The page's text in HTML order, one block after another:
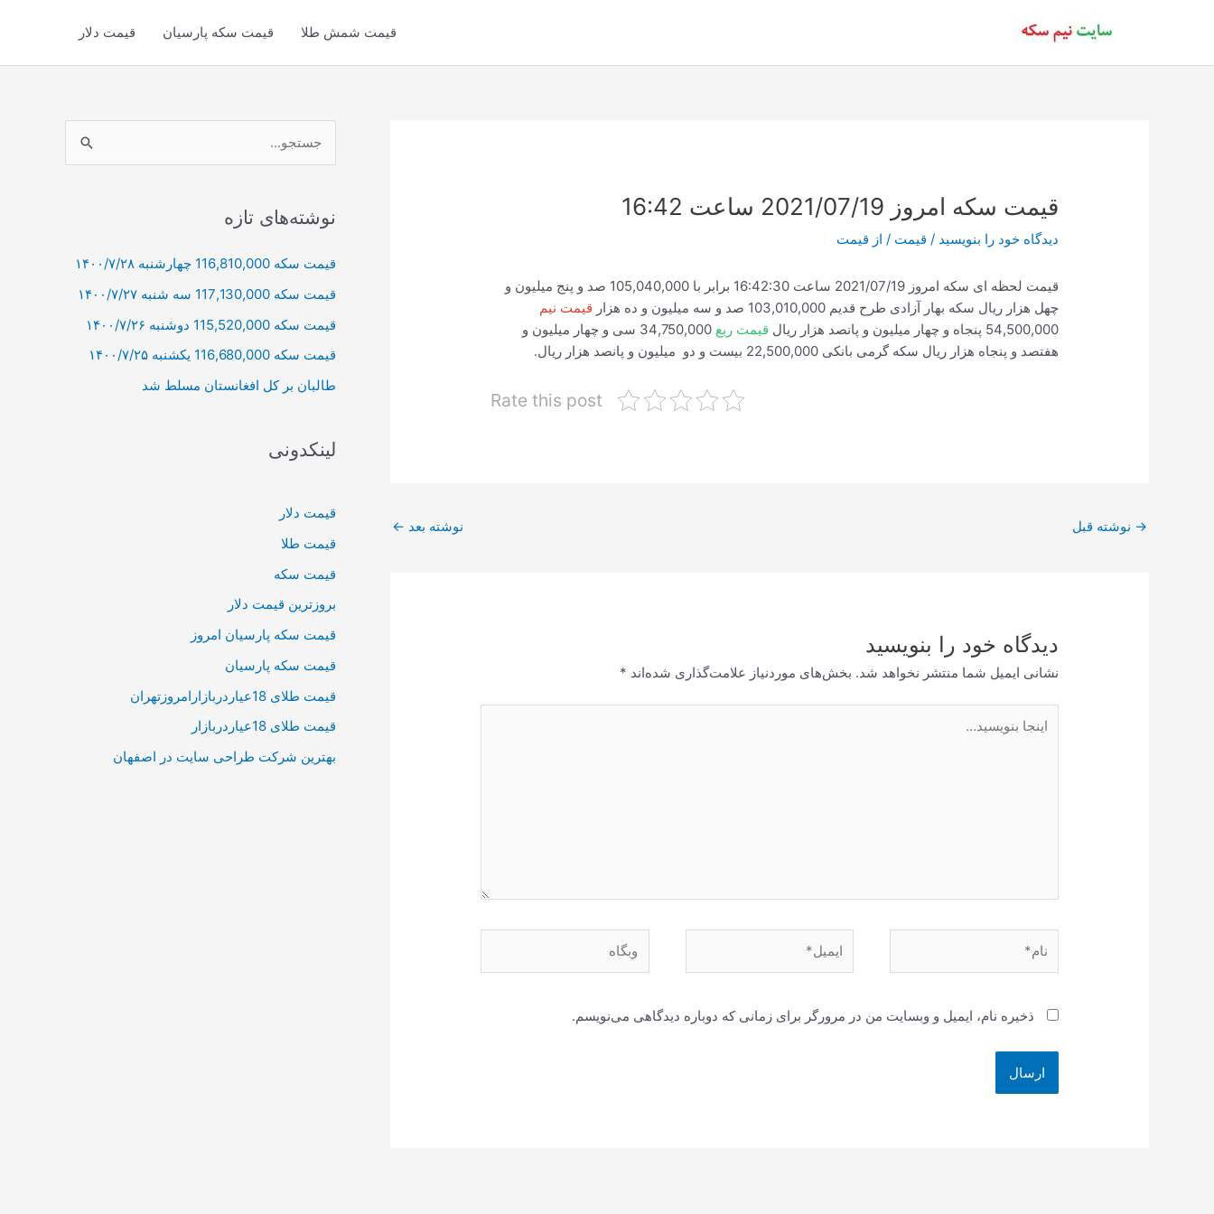
قیمت شمش طلا قیمت سکه پارسیان قیمت دلار
قیمت سکه امروز 2021/07/19 ساعت 16:42
دیدگاه‌ خود را بنویسید / قیمت / از قیمت
قیمت لحظه ای سکه امروز 2021/07/19 ساعت 16:42:30 برابر با 105,040,000 صد و پنج میلیون و
چهل هزار ریال سکه بهار آزادی طرح قدیم 103,010,000 صد و سه میلیون و ده هزار
قیمت نیم
54,500,000 پنجاه و چهار میلیون و پانصد هزار ریال
قیمت ربع
34,750,000 سی و چهار میلیون و
هفتصد و پنجاه هزار ریال سکه گرمی بانکی 22,500,000 بیست و دو میلیون و پانصد هزار ریال.
Rate this post
پیمایش
→ نوشته قبل نوشته بعد ←
دیدگاه‌ خود را بنویسید
نشانی ایمیل شما منتشر نخواهد شد. بخش‌های موردنیاز علامت‌گذاری شده‌اند *
بنویسید…
ذخیره نام، ایمیل و وبسایت من در مرورگر برای زمانی که دوباره دیدگاهی می‌نویسم.
ج
ب
ر
ا
ی
نوشته‌های تازه
قیمت سکه 116,810,000 چهارشنبه ۱۴۰۰/۷/۲۸
قیمت سکه 117,130,000 سه شنبه ۱۴۰۰/۷/۲۷
قیمت سکه 115,520,000 دوشنبه ۱۴۰۰/۷/۲۶
قیمت سکه 116,680,000 یکشنبه ۱۴۰۰/۷/۲۵
طالبان بر كل افغانستان مسلط شد
لینکدونی
قیمت دلار
قیمت طلا
قیمت سکه
بروزترین قیمت دلار
قیمت سکه پارسیان امروز
قیمت سکه پارسیان
قیمت طلای 18عیاردربازارامروزتهران
قیمت طلای 18عیاردربازار
بهترین شرکت طراحی سایت در اصفهان